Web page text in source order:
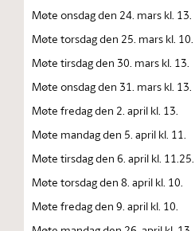
Møte onsdag den 24. mars kl. 13.
Møte torsdag den 25. mars kl. 10.
Møte tirsdag den 30. mars kl. 13.
Møte onsdag den 31. mars kl. 13.
Møte fredag den 2. april kl. 13.
Møte mandag den 5. april kl. 11.
Møte tirsdag den 6. april kl. 11.25.
Møte torsdag den 8. april kl. 10.
Møte fredag den 9. april kl. 10.